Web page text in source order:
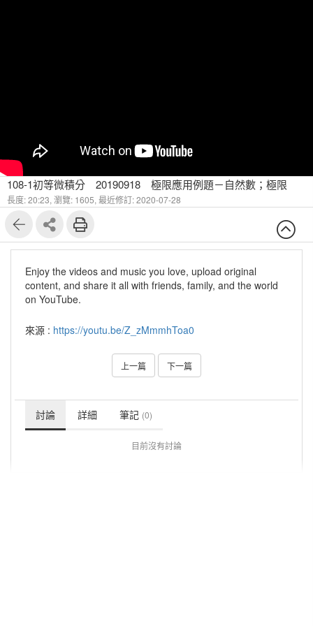
108-1初等微積分 20190918 極限應用例題－自然數；極限
長度: 20:23, 瀏覽: 1605, 最近修訂: 2020-07-28
Enjoy the videos and music you love, upload original
content, and share it all with friends, family, and the world
on YouTube.
來源 : https://youtu.be/Z_zMmmhToa0
上一篇 下一篇
討論 詳細 筆記 (0)
目前沒有討論